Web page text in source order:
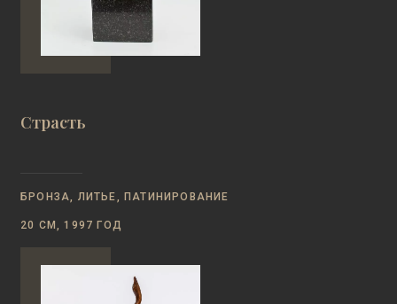
Страсть
БРОНЗА, ЛИТЬЕ, ПАТИНИРОВАНИЕ
20 СМ, 1997 ГОД